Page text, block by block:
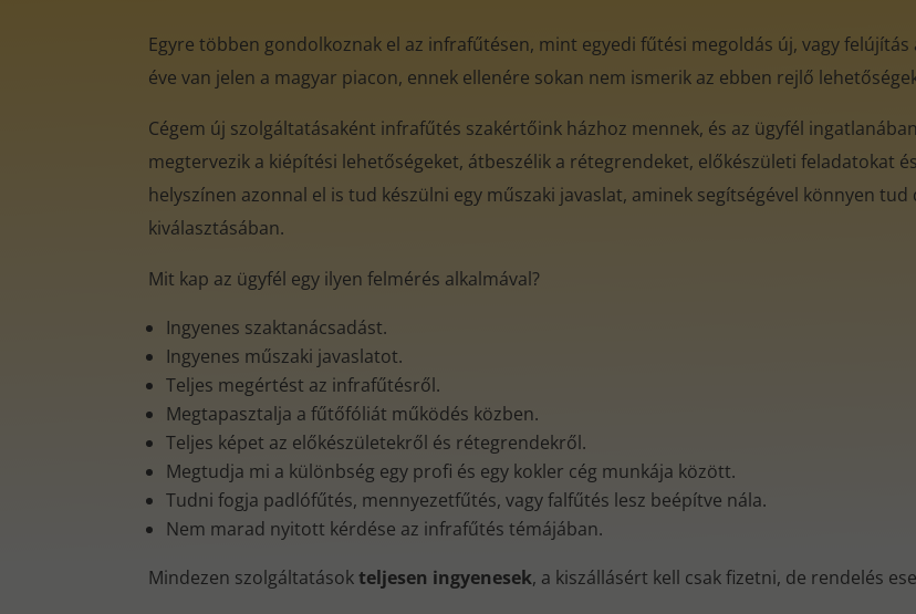
Egyre többen gondolkoznak el az infrafűtésen, mint egyedi fűtési megoldás új, vagy
éve van jelen a magyar piacon, ennek ellenére sokan nem ismerik az ebben rejlő
Cégem új szolgáltatásaként infrafűtés szakértőink házhoz mennek, és az ügyfél
megtervezik a kiépítési lehetőségeket, átbeszélik a rétegrendeket, előkészületi feladatokat
helyszínen azonnal el is tud készülni egy műszaki javaslat, aminek segítségével könnyen
kiválasztásában.
Mit kap az ügyfél egy ilyen felmérés alkalmával?
Ingyenes szaktanácsadást.
Ingyenes műszaki javaslatot.
Teljes megértést az infrafűtésről.
Megtapasztalja a fűtőfóliát működés közben.
Teljes képet az előkészületekről és rétegrendekről.
Megtudja mi a különbség egy profi és egy kokler cég munkája között.
Tudni fogja padlófűtés, mennyezetfűtés, vagy falfűtés lesz beépítve nála.
Nem marad nyitott kérdése az infrafűtés témájában.
Mindezen szolgáltatásokteljesen ingyenesek, a kiszállásért kell csak fizetni, de rendelés